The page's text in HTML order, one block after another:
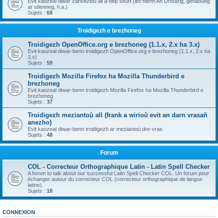
ar stlenneg, h.a.)
Sujets : 68
Troidigezh e brezhoneg
Troidigezh OpenOffice.org e brezhoneg (1.1.x, 2.x ha 3.x)
Evit kaozeal diwar-benn troidigezh OpenOffice.org e brezhoneg (1.1.x, 2.x ha
3.x)
Sujets : 59
Troidigezh Mozilla Firefox ha Mozilla Thunderbird e
brezhoneg
Evit kaozeal diwar-benn troidigezh Mozilla Firefox ha Mozilla Thunderbird e
brezhoneg
Sujets : 37
Troidigezh meziantoù all (frank a wirioù evit an darn vrasañ
anezho)
Evit kaozeal diwar-benn troidigezh ar meziantoù dre-vras
Sujets : 48
Forum
COL - Correcteur Orthographique Latin - Latin Spell Checker
A forum to talk about our successful Latin Spell Checker COL. Un forum pour
échanger autour du correcteur COL (correcteur orthographique de langue
latine).
Sujets : 18
CONNEXION